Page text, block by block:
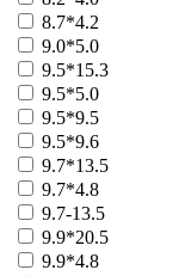
8.7*4.2
9.0*5.0
9.5*15.3
9.5*5.0
9.5*9.5
9.5*9.6
9.7*13.5
9.7*4.8
9.7-13.5
9.9*20.5
9.9*4.8